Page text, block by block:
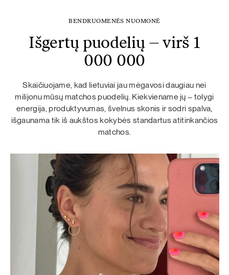
BENDRUOMENĖS NUOMONĖ
Išgertų puodelių – virš 1
000 000
Skaičiuojame, kad lietuviai jau mėgavosi daugiau nei
milijonu mūsų matchos puodelių. Kiekviename jų – tolygi
energija, produktyvumas, švelnus skonis ir sodri spalva,
išgaunama tik iš aukštos kokybės standartus atitinkančios
matchos.